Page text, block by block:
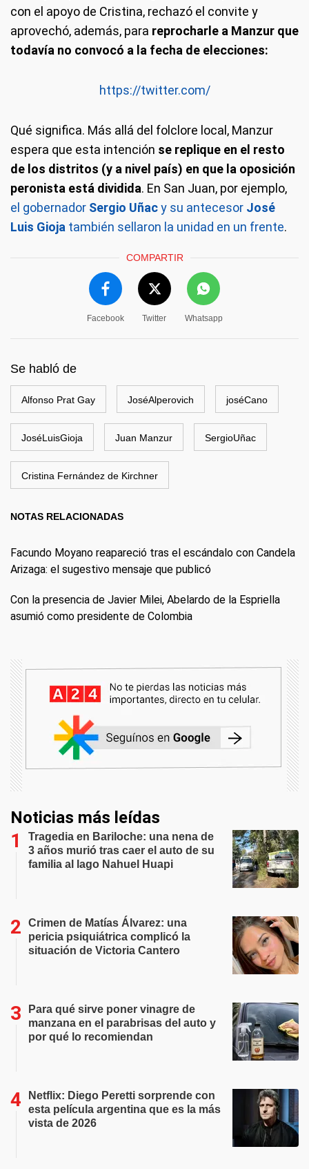
con el apoyo de Cristina, rechazó el convite y
aprovechó, además, para reprocharle a Manzur que
todavía no convocó a la fecha de elecciones:
https://twitter.com/
Qué significa. Más allá del folclore local, Manzur
espera que esta intención se replique en el resto
de los distritos (y a nivel país) en que la oposición
peronista está dividida. En San Juan, por ejemplo,
el gobernador Sergio Uñacy su antecesor José
Luis Gioja también sellaron la unidad en un frente.
COMPARTIR
Facebook Twitter Whatsapp
Se habló de
Alfonso Prat Gay JoséAlperovich joséCano
JoséLuisGioja Juan Manzur SergioUñac
Cristina Fernández de Kirchner
NOTAS RELACIONADAS
Facundo Moyano reapareció tras el escándalo con Candela
Arizaga: el sugestivo mensaje que publicó
Con la presencia de Javier Milei, Abelardo de la Espriella
asumió como presidente de Colombia
Noticias más leídas
Tragedia en Bariloche: una nena de
3 años murió tras caer el auto de su
familia al lago Nahuel Huapi
Crimen de Matías Álvarez: una
pericia psiquiátrica complicó la
situación de Victoria Cantero
Para qué sirve poner vinagre de
manzana en el parabrisas del auto y
por qué lo recomiendan
Netflix: Diego Peretti sorprende con
esta película argentina que es la más
vista de 2026